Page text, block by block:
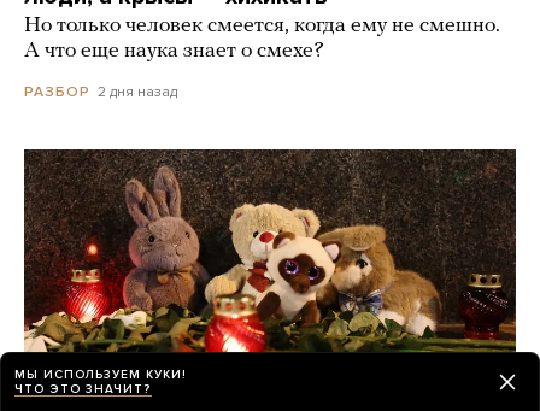
Но только человек смеется, когда ему не смешно.
А что еще наука знает о смехе?
РАЗБОР 2 дня назад
МЫ ИСПОЛЬЗУЕМ КУКИ!
ЧТО ЭТО ЗНАЧИТ?